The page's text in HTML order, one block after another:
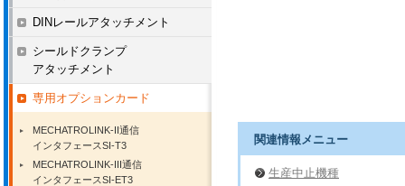
関連情報メニュー
生産中止機種
DINレールアタッチメント
シールドクランプ
アタッチメント
専用オプションカード
MECHATROLINK-II通信
インタフェースSI-T3
MECHATROLINK-III通信
インタフェースSI-ET3